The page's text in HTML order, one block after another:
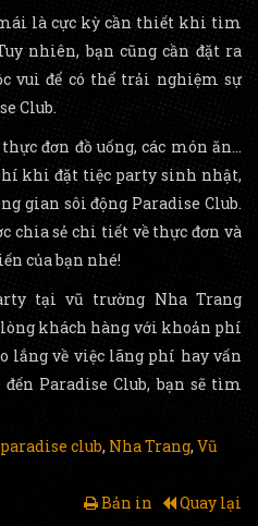
là cực kỳ cần thiết khi tìm
nhiên, bạn cũng cần đặt ra
vui để có thể trải nghiệm sự
Club.
đơn đồ uống, các món ăn…
khi đặt tiệc party sinh nhật,
gian sôi động Paradise Club.
chia sẻ chi tiết về thực đơn và
của bạn nhé!
tại vũ trường Nha Trang
khách hàng với khoản phí
lắng về việc lãng phí hay vấn
Paradise Club, bạn sẽ tìm
paradise club, Nha Trang, Vũ
Bản in
Quay lại